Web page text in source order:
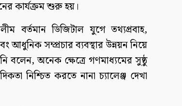
কার্যক্রম শুরু হয়।
বর্তমান ডিজিটাল যুগে তথ্যপ্রবাহ,
আধুনিক সম্প্রচার ব্যবস্থার উন্নয়ন নিয়ে
বলেন, অনেক ক্ষেত্রে গণমাধ্যমের সুষ্ঠু
নিশ্চিত করতে নানা চ্যালেঞ্জ দেখা